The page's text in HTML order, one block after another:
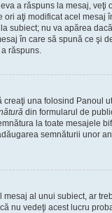
a răspuns la mesaj, veţi
aţi modificat acel mesaj
subiect; nu va apărea
în care să spună ce şi
răspuns.
una folosind Panoul
din formularul de
la toate mesajele
semnăturii unor
al unui subiect, ar
nu vedeţi acest lucru